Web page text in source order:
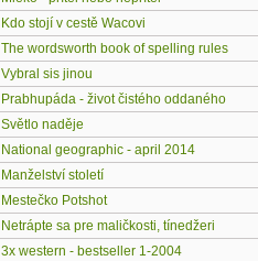
Kdo stojí v cestě Wacovi
The wordsworth book of spelling rules
Vybral sis jinou
Prabhupáda - život čistého oddaného
Světlo naděje
National geographic - april 2014
Manželství století
Mestečko Potshot
Netrápte sa pre maličkosti, tínedžeri
3x western - bestseller 1-2004